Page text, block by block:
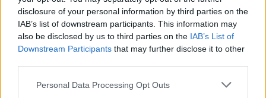
disclosure of your personal information by third parties on the
IAB’s list of downstream participants. This information may
also be disclosed by us to third parties on the IAB’s List of
Downstream Participants that may further disclose it to other
Personal Data Processing Opt Outs
UUTISET